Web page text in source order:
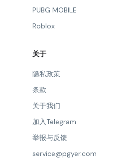
PUBG MOBILE
Roblox
关于
隐私政策
条款
关于我们
加入Telegram
举报与反馈
service@pgyer.com